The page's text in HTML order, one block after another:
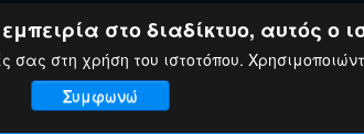
στο διαδίκτυο, αυτός ο
στη χρήση του ιστοτόπου.
Συμφωνώ